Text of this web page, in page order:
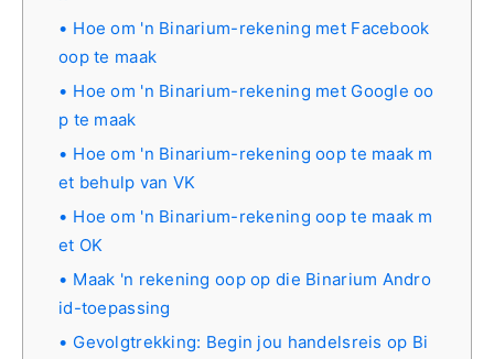
Hoe om 'n Binarium-rekening met Facebook
oop te maak
Hoe om 'n Binarium-rekening met Google oo
p te maak
Hoe om 'n Binarium-rekening oop te maak m
et behulp van VK
Hoe om 'n Binarium-rekening oop te maak m
et OK
Maak 'n rekening oop op die Binarium Andro
id-toepassing
Gevolgtrekking: Begin jou handelsreis op Bi